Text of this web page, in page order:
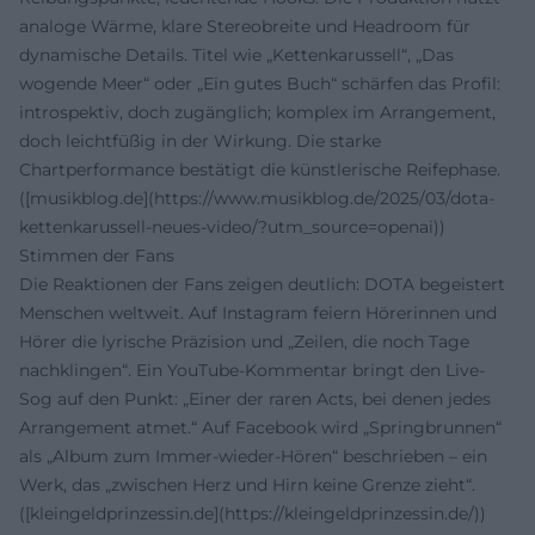
analoge Wärme, klare Stereobreite und Headroom für
dynamische Details. Titel wie „Kettenkarussell“, „Das
wogende Meer“ oder „Ein gutes Buch“ schärfen das Profil:
introspektiv, doch zugänglich; komplex im Arrangement,
doch leichtfüßig in der Wirkung. Die starke
Chartperformance bestätigt die künstlerische Reifephase.
([musikblog.de](https://www.musikblog.de/2025/03/dota-
kettenkarussell-neues-video/?utm_source=openai))
Stimmen der Fans
Die Reaktionen der Fans zeigen deutlich: DOTA begeistert
Menschen weltweit. Auf Instagram feiern Hörerinnen und
Hörer die lyrische Präzision und „Zeilen, die noch Tage
nachklingen“. Ein YouTube-Kommentar bringt den Live-
Sog auf den Punkt: „Einer der raren Acts, bei denen jedes
Arrangement atmet.“ Auf Facebook wird „Springbrunnen“
als „Album zum Immer-wieder-Hören“ beschrieben – ein
Werk, das „zwischen Herz und Hirn keine Grenze zieht“.
([kleingeldprinzessin.de](https://kleingeldprinzessin.de/))